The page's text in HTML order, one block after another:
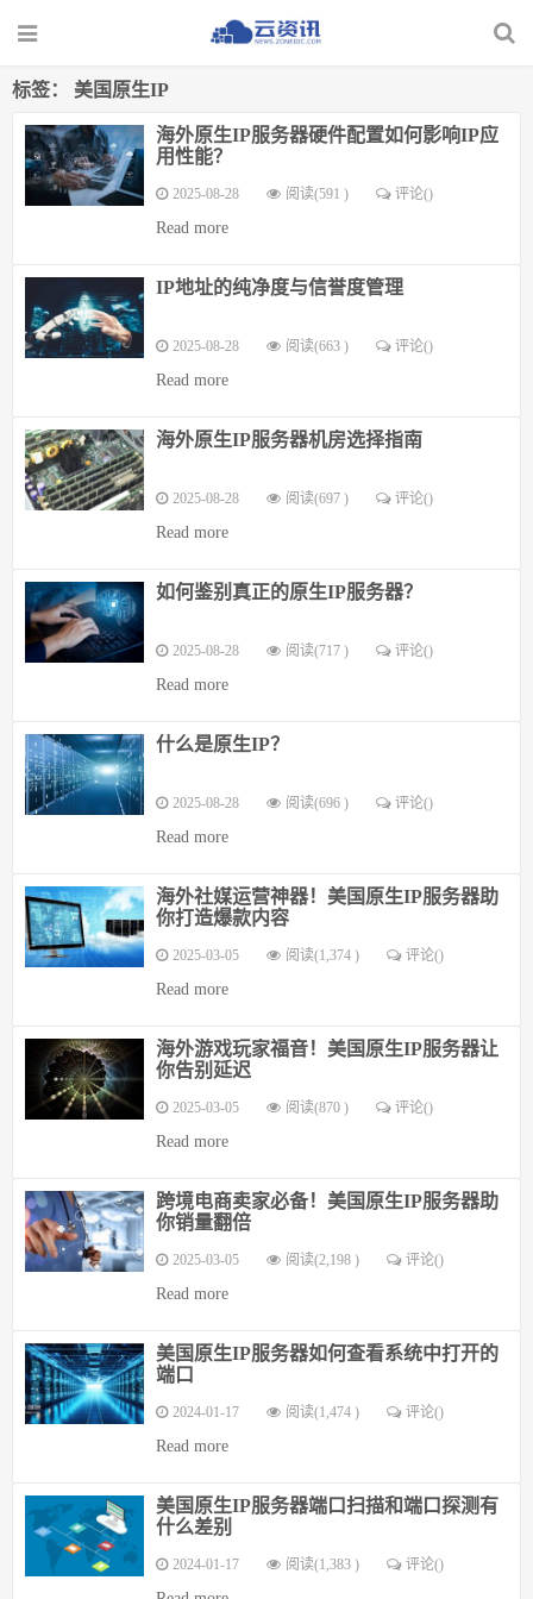
标签： 美国原生IP
海外原生IP服务器硬件配置如何影响IP应
用性能？
2025-08-28 阅读(591 ) 评论()
Read more
IP地址的纯净度与信誉度管理
2025-08-28 阅读(663 ) 评论()
Read more
海外原生IP服务器机房选择指南
2025-08-28 阅读(697 ) 评论()
Read more
如何鉴别真正的原生IP服务器？
2025-08-28 阅读(717 ) 评论()
Read more
什么是原生IP？
2025-08-28 阅读(696 ) 评论()
Read more
海外社媒运营神器！美国原生IP服务器助
你打造爆款内容
2025-03-05 阅读(1,374 ) 评论()
Read more
海外游戏玩家福音！美国原生IP服务器让
你告别延迟
2025-03-05 阅读(870 ) 评论()
Read more
跨境电商卖家必备！美国原生IP服务器助
你销量翻倍
2025-03-05 阅读(2,198 ) 评论()
Read more
美国原生IP服务器如何查看系统中打开的
端口
2024-01-17 阅读(1,474 ) 评论()
Read more
美国原生IP服务器端口扫描和端口探测有
什么差别
2024-01-17 阅读(1,383 ) 评论()